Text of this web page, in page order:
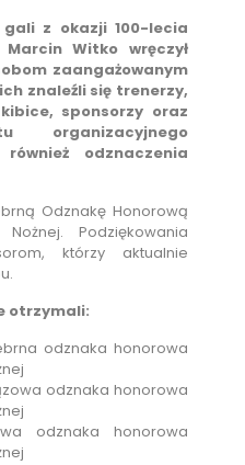
gali z okazji 100-lecia
Witko wręczył
zaangażowanym
znaleźli się trenerzy,
sponsorzy oraz
organizacyjnego
odznaczenia
Odznakę Honorową
Podziękowania
którzy aktualnie
otrzymali:
odznaka honorowa
odznaka honorowa
odznaka honorowa